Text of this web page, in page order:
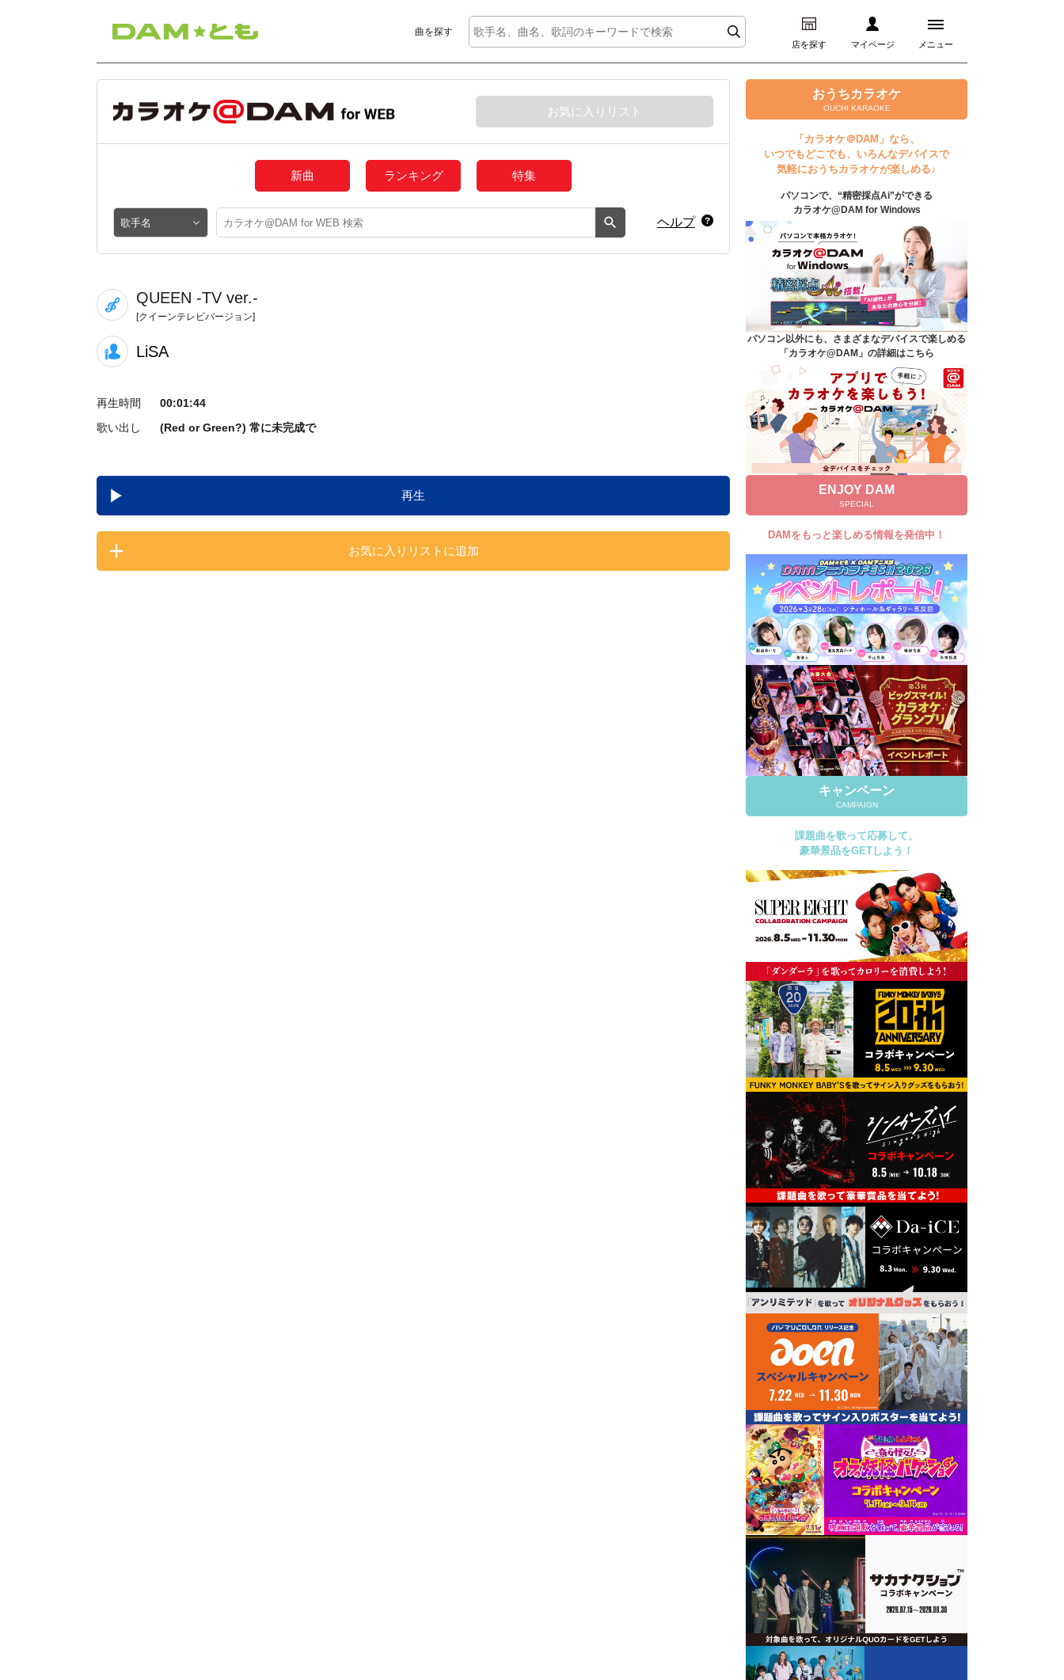
曲を探す
店を探す マイページ メニュー
ログイン
マイページ
プレミアムサービス
DAM★とも動画
DAM★とも録音
カラオケ＠DAM
ユーザー検索
キャンペーン
よくあるご質問
DAMの新曲・ランキングなど
カラオケ最新情報をチェック！
自宅でカラオケ歌い放題！
家族や友達と一緒に！練習にも！
お気に入りリスト
新曲 ランキング 特集
ヘルプ
QUEEN -TV ver.-
[クイーンテレビバージョン]
LiSA
再生時間
00:01:44
歌い出し
(Red or Green?) 常に未完成で
再生
お気に入りリストに追加
おうちカラオケ
OUCHI KARAOKE
「カラオケ＠DAM」なら、
いつでもどこでも、いろんなデバイスで
気軽におうちカラオケが楽しめる♪
パソコンで、“精密採点Ai”ができる
カラオケ@DAM for Windows
パソコン以外にも、さまざまなデバイスで楽しめる
「カラオケ@DAM」の詳細はこちら
ENJOY DAM
SPECIAL
DAMをもっと楽しめる情報を発信中！
キャンペーン
CAMPAIGN
課題曲を歌って応募して、
豪華景品をGETしよう！